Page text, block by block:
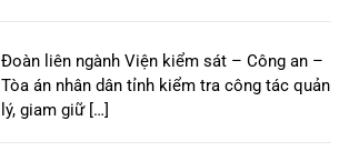
Đoàn liên ngành Viện kiểm sát – Công an –
Tòa án nhân dân tỉnh kiểm tra công tác quản
lý, giam giữ […]